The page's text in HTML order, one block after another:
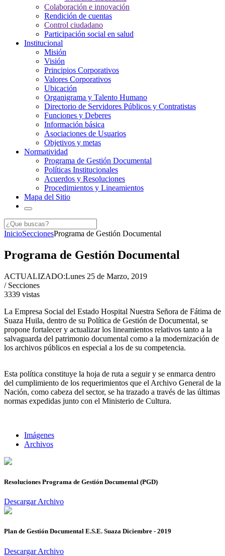
Colaboración e innovación
Rendición de cuentas
Control ciudadano
Participación social en salud
Institucional
Misión
Visión
Principios Corporativos
Valores Corporativos
Ubicación
Organigrama y Talento Humano
Directorio de Servidores Públicos y Contratistas
Funciones y Deberes
Información básica
Asociaciones de Usuarios
Objetivos y metas
Normatividad
Programa de Gestión Documental
Políticas Institucionales
Acuerdos y Resoluciones
Procedimientos y Lineamientos
Mapa del Sitio
InicioSeccionesPrograma de Gestión Documental
Programa de Gestión Documental
ACTUALIZADO:Lunes 25 de Marzo, 2019
/ Secciones
3339 vistas
La Empresa Social del Estado Hospital Nuestra Señora de Fátima de
Suaza Huila, dentro de su Política de Gestión de Documental, se
propone fortalecer y actualizar los lineamientos relativos tanto a la
salvaguarda del patrimonio documental como a la modernización de
los archivos públicos en especial a los de su competencia.
Esta política constituye la hoja de ruta a seguir y se enmarca dentro
del cumplimiento de los requerimientos que el Archivo General de la
Nación, como cabeza del sector, se ha trazado a través de las últimas
normas expedidas junto con el Ministerio de Cultura.
Imágenes
Archivos
Resoluciones Programa de Gestión Documental (PGD)
Descargar Archivo
Plan de Gestión Documental E.S.E. Suaza Diciembre - 2019
Descargar Archivo